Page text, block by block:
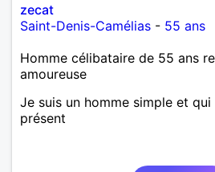
zecat
Saint-Denis-Camélias - 55 ans
Homme célibataire de 55 ans
amoureuse
Je suis un homme simple et qui
présent